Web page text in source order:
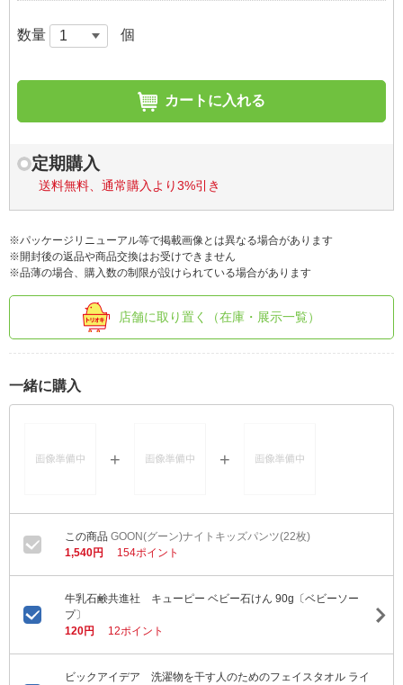
数量 個
カートに入れる
定期購入
送料無料、通常購入より3%引き
※パッケージリニューアル等で掲載画像とは異なる場合があります
※開封後の返品や商品交換はお受けできません
※品薄の場合、購入数の制限が設けられている場合があります
店舗に取り置く（在庫・展示一覧）
一緒に購入
GOON(グーン)ナイトキッズパンツ(22枚)
1,540円
154ポイント
牛乳石鹸共進社 キューピー ベビー石けん 90g〔ベビーソー
プ〕
120円
12ポイント
ビックアイデア 洗濯物を干す人のためのフェイスタオル ライ